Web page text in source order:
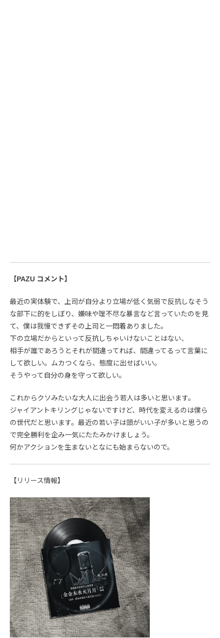
【PAZU コメント】
最近の実体験で、上司が自分より立場が低く気弱で反抗しなそう
な部下に的をしぼり、嫌味や理不尽な暴言など言っていたのを見
て、僕は我慢できずその上司と一悶着ありました。
下の立場だからといって反抗しちゃいけないことはない、
相手が誰であろうとそれが間違ってれば、間違ってるって言葉に
して欲しい。ムカつくなら、態度に出せばいい。
そうやって自分の身を守って欲しい。
これからクソみたいな大人に出会う若人は多いと思います。
ジャイアントキリングじゃないですけど、時代を変えるのは僕ら
の世代だと思います。最近の若い子は頭がいい子が多いと思うの
で完全勝利を企み一気にたたみかけましょう。
何かアクションを生まないとなにも始まらないので。
【リリース情報】